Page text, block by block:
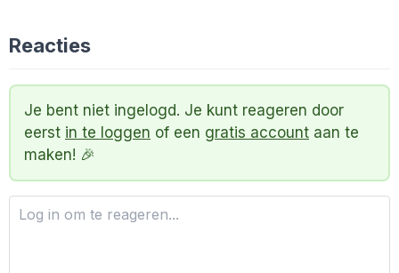
Reacties
Je bent niet ingelogd. Je kunt reageren door
eerst in te loggen of een gratis account aan te
maken! 🎉